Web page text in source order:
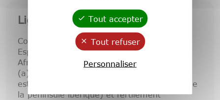
Ligne éditoriale FR/ES
Conceφtos
Espagne, Amérique latine, Portugal, et
Afrique lusophone
(a) A la fois signalétique (le « conceptismo »
est un moment intellectuel caractéristique de
la péninsule ibérique) et fertilement
Tout accepter
Tout refuser
Personnaliser